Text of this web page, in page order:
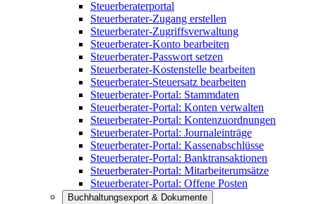
Steuerberaterportal
Steuerberater-Zugang erstellen
Steuerberater-Zugriffsverwaltung
Steuerberater-Konto bearbeiten
Steuerberater-Passwort setzen
Steuerberater-Kostenstelle bearbeiten
Steuerberater-Steuersatz bearbeiten
Steuerberater-Portal: Stammdaten
Steuerberater-Portal: Konten verwalten
Steuerberater-Portal: Kontenzuordnungen
Steuerberater-Portal: Journaleinträge
Steuerberater-Portal: Kassenabschlüsse
Steuerberater-Portal: Banktransaktionen
Steuerberater-Portal: Mitarbeiterumsätze
Steuerberater-Portal: Offene Posten
Buchhaltungsexport & Dokumente